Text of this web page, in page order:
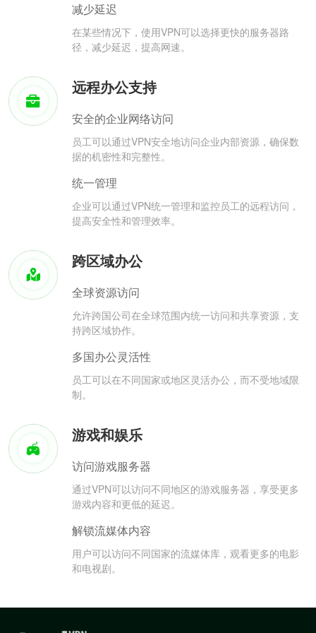
减少延迟
在某些情况下，使用VPN可以选择更快的服务器路
径，减少延迟，提高网速。
远程办公支持
安全的企业网络访问
员工可以通过VPN安全地访问企业内部资源，确保数
据的机密性和完整性。
统一管理
企业可以通过VPN统一管理和监控员工的远程访问，
提高安全性和管理效率。
跨区域办公
全球资源访问
允许跨国公司在全球范围内统一访问和共享资源，支
持跨区域协作。
多国办公灵活性
员工可以在不同国家或地区灵活办公，而不受地域限
制。
游戏和娱乐
访问游戏服务器
通过VPN可以访问不同地区的游戏服务器，享受更多
游戏内容和更低的延迟。
解锁流媒体内容
用户可以访问不同国家的流媒体库，观看更多的电影
和电视剧。